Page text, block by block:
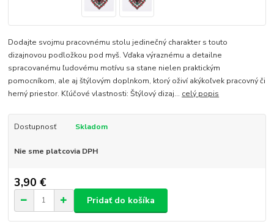
Dodajte svojmu pracovnému stolu jedinečný charakter s touto
dizajnovou podložkou pod myš. Vďaka výraznému a detailne
spracovanému ľudovému motívu sa stane nielen praktickým
pomocníkom, ale aj štýlovým doplnkom, ktorý oživí akýkoľvek pracovný či
herný priestor. Kľúčové vlastnosti: Štýlový dizaj... celý popis
Dostupnosť Skladom
Nie sme platcovia DPH
3,90 €
Pridať do košíka